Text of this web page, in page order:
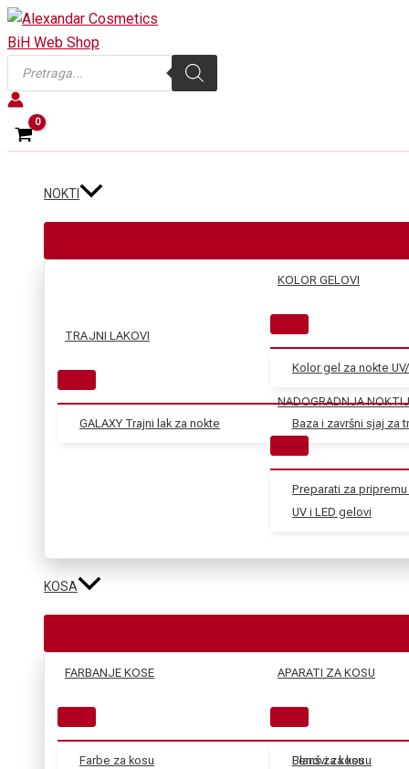
Skip
to
content
search
NOKTI
TRAJNI LAKOVI
GALAXY Trajni lak za nokte Baza i završni sjaj za
KOLOR GELOVI
Kolor gel za nokte
NADOGRADNJA
Preparati za pripremu
UV i LED gelovi
KOSA
FARBANJE KOSE
Farbe za kosu
Blanš za kosu
APARATI ZA KOSU
Fenovi za kosu